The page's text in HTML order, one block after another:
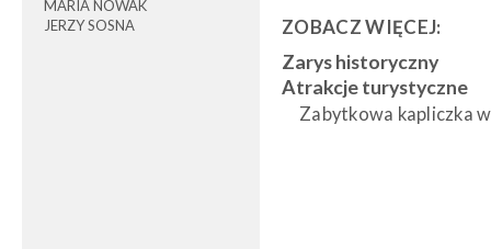
MARIA NOWAK
JERZY SOSNA
ZOBACZ WIĘCEJ:
Zarys historyczny
Atrakcje turystyczne
Zabytkowa kapliczka